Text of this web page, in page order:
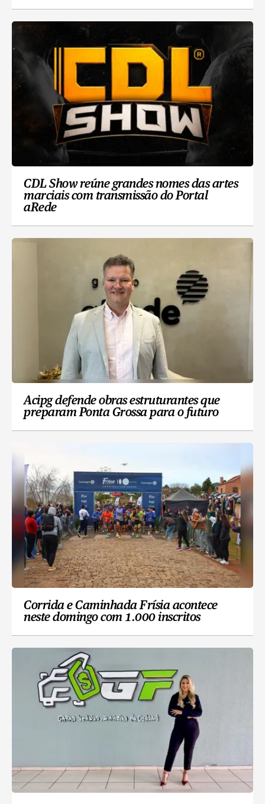
CDL Show reúne grandes nomes das artes
marciais com transmissão do Portal
aRede
Acipg defende obras estruturantes que
preparam Ponta Grossa para o futuro
Corrida e Caminhada Frísia acontece
neste domingo com 1.000 inscritos